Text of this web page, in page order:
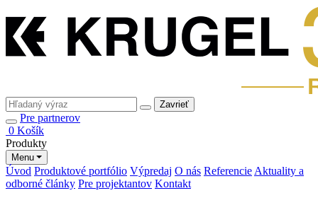
Zavrieť
Pre partnerov
0 Košík
Produkty
Menu
Úvod Produktové portfólio Výpredaj O nás Referencie Aktuality a
odborné články Pre projektantov Kontakt